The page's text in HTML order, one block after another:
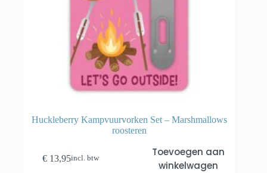
Huckleberry Kampvuurvorken Set – Marshmallows
roosteren
€ 13,95incl. btw
Toevoegen aan
winkelwagen